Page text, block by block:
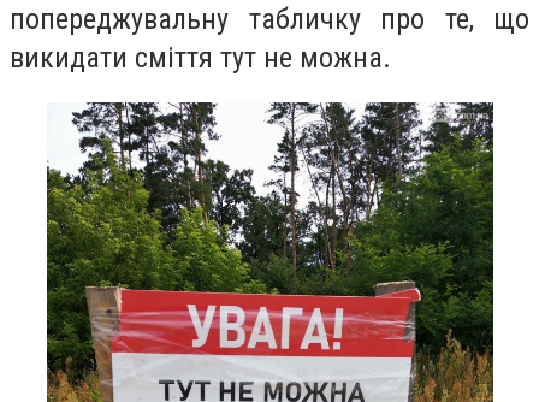
попереджувальну табличку про те, що
викидати сміття тут не можна.